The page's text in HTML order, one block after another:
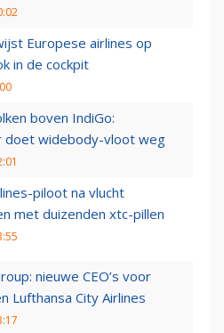
Europese airlines op
in de cockpit
boven IndiGo:
doet widebody-vloot weg
piloot na vlucht
met duizenden xtc-pillen
nieuwe CEO’s voor
Lufthansa City Airlines